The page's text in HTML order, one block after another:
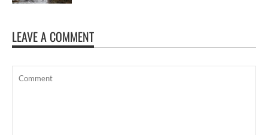
LEAVE A COMMENT